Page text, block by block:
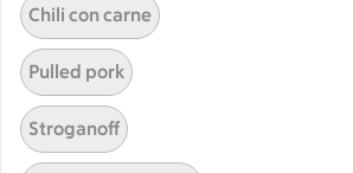
ICA Kvantum
ICA Maxi
Utvalda leverantörer
Annonsera
Jobba på ICA
Chili con carne
Pulled pork
Stroganoff